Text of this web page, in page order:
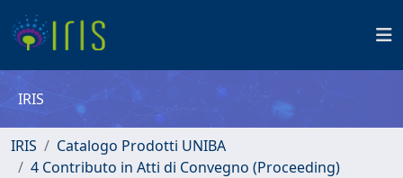
IRIS
IRIS
Catalogo Prodotti UNIBA
4 Contributo in Atti di Convegno (Proceeding)